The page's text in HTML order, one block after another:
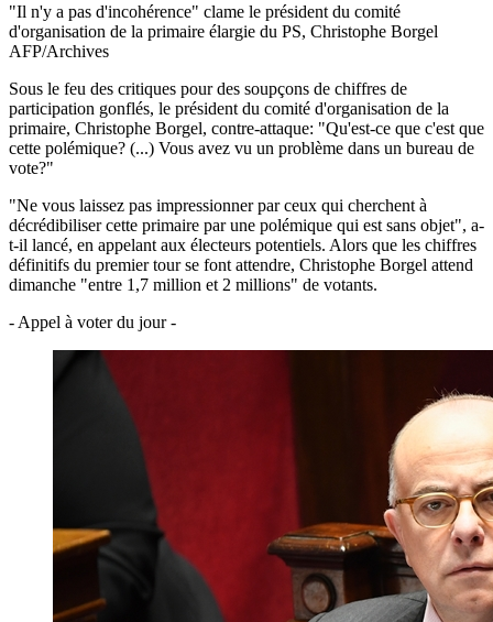
"Il n'y a pas d'incohérence" clame le président du comité
d'organisation de la primaire élargie du PS, Christophe Borgel
AFP/Archives
Sous le feu des critiques pour des soupçons de chiffres de
participation gonflés, le président du comité d'organisation de la
primaire, Christophe Borgel, contre-attaque: "Qu'est-ce que c'est que
cette polémique? (...) Vous avez vu un problème dans un bureau de
vote?"
"Ne vous laissez pas impressionner par ceux qui cherchent à
décrédibiliser cette primaire par une polémique qui est sans objet", a-
t-il lancé, en appelant aux électeurs potentiels. Alors que les chiffres
définitifs du premier tour se font attendre, Christophe Borgel attend
dimanche "entre 1,7 million et 2 millions" de votants.
- Appel à voter du jour -